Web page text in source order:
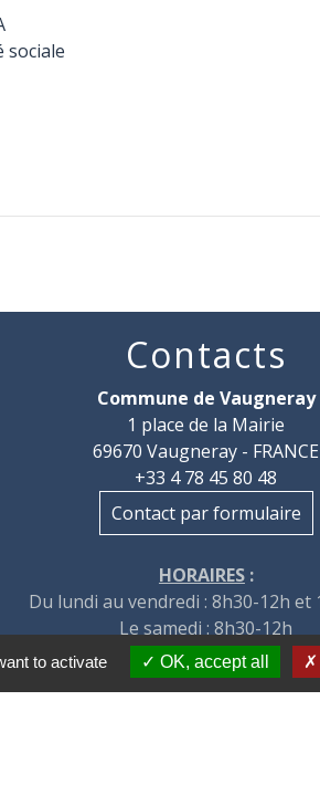
sociale
Contacts
Commune de Vaugneray
1 place de la Mairie
69670 Vaugneray - FRANCE
+33 4 78 45 80 48
Contact par formulaire
HORAIRES:
Du lundi au vendredi : 8h30-12h et
Le samedi : 8h30-12h
to activate OK, accept all